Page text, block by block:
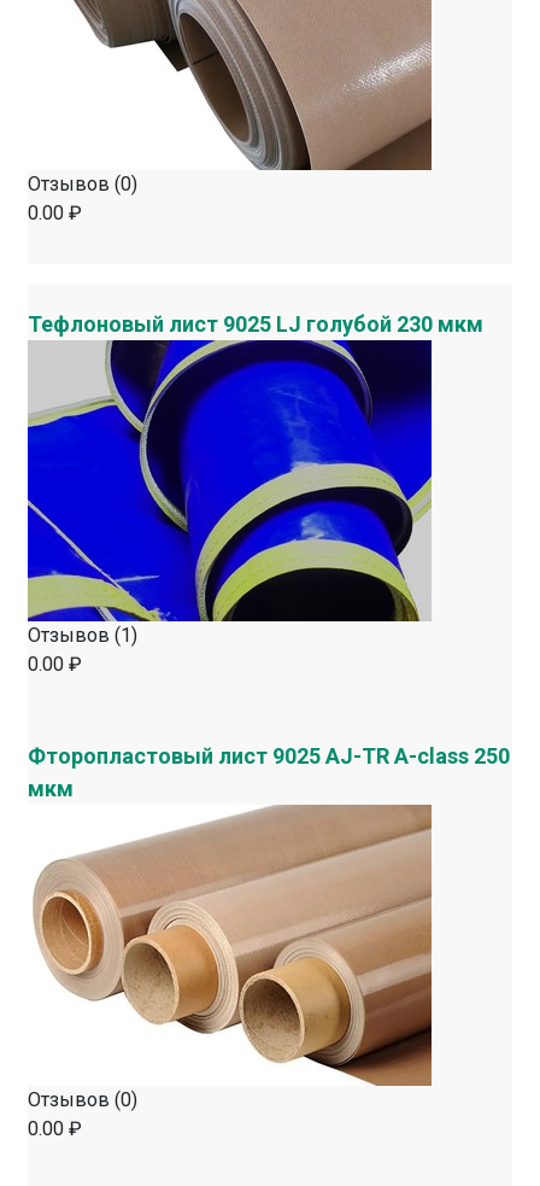
Отзывов (0)
0.00 ₽
Тефлоновый лист 9025 LJ голубой 230 мкм
Отзывов (1)
0.00 ₽
Фторопластовый лист 9025 AJ-TR A-class 250
мкм
Отзывов (0)
0.00 ₽